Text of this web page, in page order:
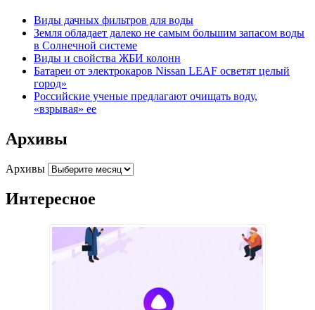
Виды дачных фильтров для воды
Земля обладает далеко не самым большим запасом воды
в Солнечной системе
Виды и свойства ЖБИ колонн
Батареи от электрокаров Nissan LEAF осветят целый
город»
Российские ученые предлагают очищать воду,
«взрывая» ее
Архивы
Архивы
Интересное